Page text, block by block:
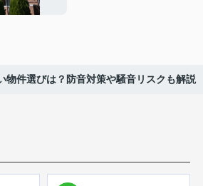
物件選びは？防音対策や騒音リスクも解説